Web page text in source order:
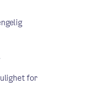
for